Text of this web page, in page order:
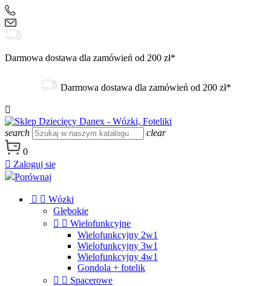
Darmowa dostawa dla zamówień od 200 zł*
Darmowa dostawa dla zamówień od 200 zł*

search
clear
0
 Zaloguj się
Porównaj
  Wózki
Głębokie
  Wielofunkcyjne
Wielofunkcyjny 2w1
Wielofunkcyjny 3w1
Wielofunkcyjny 4w1
Gondola + fotelik
  Spacerowe